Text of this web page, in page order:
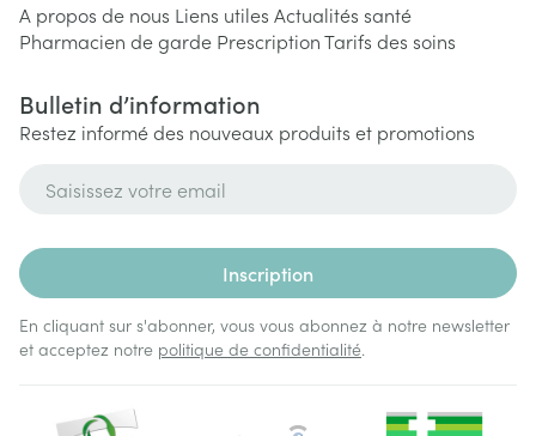
A propos de nous Liens utiles Actualités santé
Pharmacien de garde PrescriptionTarifs des soins
Bulletin d’information
Restez informé des nouveaux produits et promotions
Inscription
En cliquant sur s'abonner, vous vous abonnez à notre newsletter
et acceptez notre politique de confidentialité.